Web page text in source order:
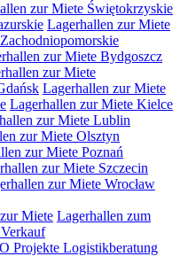
zur Miete Świętokrzyskie
Lagerhallen zur Miete
zur Miete Bydgoszcz
zur Miete
Lagerhallen zur Miete
Lagerhallen zur Miete Kielce
zur Miete Lublin
zur Miete Olsztyn
zur Miete Poznań
zur Miete Szczecin
zur Miete Wrocław
Miete Lagerhallen zum
Projekte Logistikberatung